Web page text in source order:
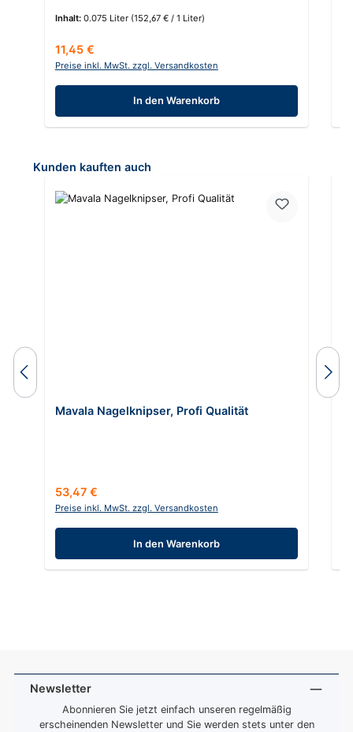
Inhalt: 0.075 Liter (152,67 € / 1 Liter)
Regulärer Preis:
11,45 €
Preise inkl. MwSt. zzgl. Versandkosten
In den Warenkorb
Produktgalerie überspringen
Kunden kauften auch
Mavala Nagelknipser, Profi Qualität
Regulärer Preis:
53,47 €
Preise inkl. MwSt. zzgl. Versandkosten
In den Warenkorb
Newsletter
Abonnieren Sie jetzt einfach unseren regelmäßig
erscheinenden Newsletter und Sie werden stets unter den